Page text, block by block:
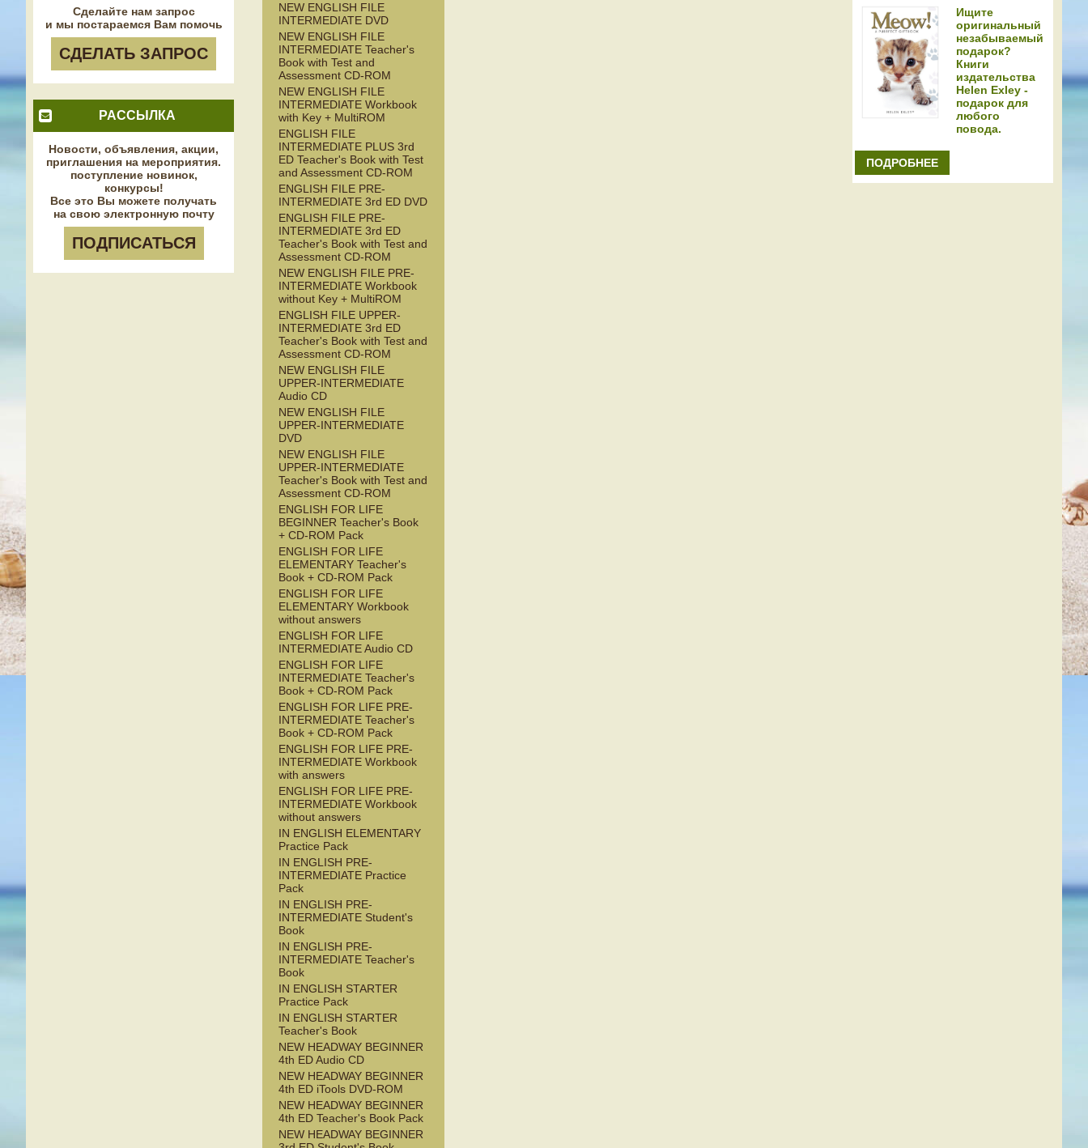
Сделайте нам запрос
и мы постараемся Вам помочь
СДЕЛАТЬ ЗАПРОС
РАССЫЛКА
Новости, объявления, акции,
приглашения на мероприятия.
поступление новинок,
конкурсы!
Все это Вы можете получать
на свою электронную почту
ПОДПИСАТЬСЯ
NEW ENGLISH FILE
INTERMEDIATE DVD
NEW ENGLISH FILE
INTERMEDIATE Teacher's
Book with Test and
Assessment CD-ROM
NEW ENGLISH FILE
INTERMEDIATE Workbook
with Key + MultiROM
ENGLISH FILE
INTERMEDIATE PLUS 3rd
ED Teacher's Book with Test
and Assessment CD-ROM
ENGLISH FILE PRE-
INTERMEDIATE 3rd ED DVD
ENGLISH FILE PRE-
INTERMEDIATE 3rd ED
Teacher's Book with Test and
Assessment CD-ROM
NEW ENGLISH FILE PRE-
INTERMEDIATE Workbook
without Key + MultiROM
ENGLISH FILE UPPER-
INTERMEDIATE 3rd ED
Teacher's Book with Test and
Assessment CD-ROM
NEW ENGLISH FILE
UPPER-INTERMEDIATE
Audio CD
NEW ENGLISH FILE
UPPER-INTERMEDIATE
DVD
NEW ENGLISH FILE
UPPER-INTERMEDIATE
Teacher's Book with Test and
Assessment CD-ROM
ENGLISH FOR LIFE
BEGINNER Teacher's Book
+ CD-ROM Pack
ENGLISH FOR LIFE
ELEMENTARY Teacher's
Book + CD-ROM Pack
ENGLISH FOR LIFE
ELEMENTARY Workbook
without answers
ENGLISH FOR LIFE
INTERMEDIATE Audio CD
ENGLISH FOR LIFE
INTERMEDIATE Teacher's
Book + CD-ROM Pack
ENGLISH FOR LIFE PRE-
INTERMEDIATE Teacher's
Book + CD-ROM Pack
ENGLISH FOR LIFE PRE-
INTERMEDIATE Workbook
with answers
ENGLISH FOR LIFE PRE-
INTERMEDIATE Workbook
without answers
IN ENGLISH ELEMENTARY
Practice Pack
IN ENGLISH PRE-
INTERMEDIATE Practice
Pack
IN ENGLISH PRE-
INTERMEDIATE Student's
Book
IN ENGLISH PRE-
INTERMEDIATE Teacher's
Book
IN ENGLISH STARTER
Practice Pack
IN ENGLISH STARTER
Teacher's Book
NEW HEADWAY BEGINNER
4th ED Audio CD
NEW HEADWAY BEGINNER
4th ED iTools DVD-ROM
NEW HEADWAY BEGINNER
4th ED Teacher's Book Pack
NEW HEADWAY BEGINNER
Ищите
оригинальный
незабываемый
подарок?
Книги
издательства
Helen Exley -
подарок для
любого
повода.
ПОДРОБНЕЕ